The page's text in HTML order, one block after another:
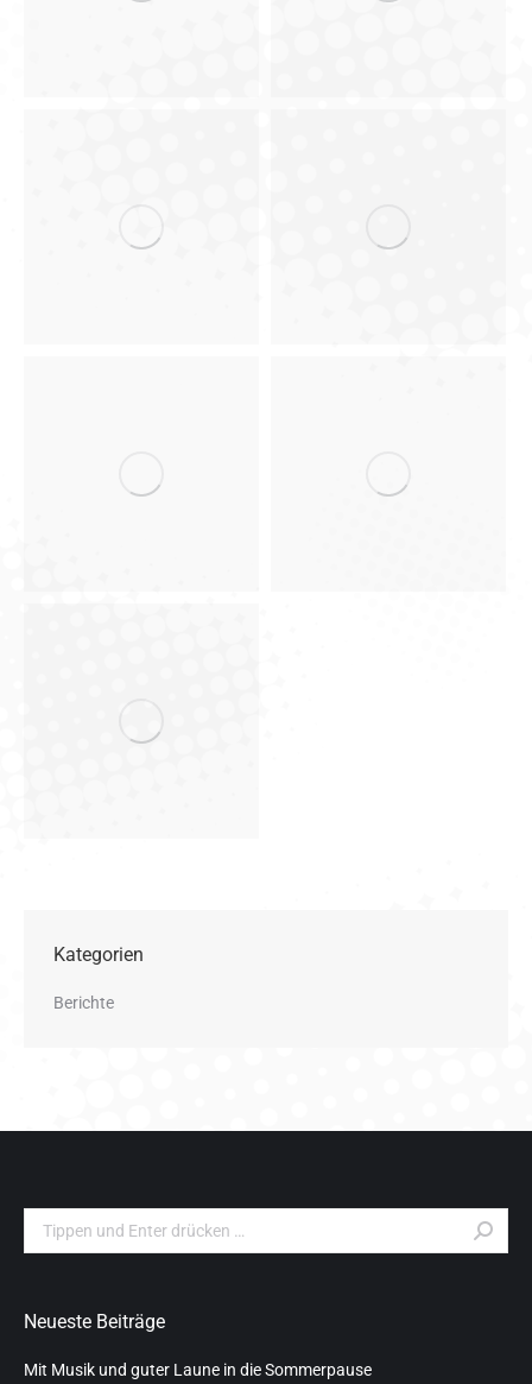
Kategorien
Berichte
Search:
Neueste Beiträge
Mit Musik und guter Laune in die Sommerpause